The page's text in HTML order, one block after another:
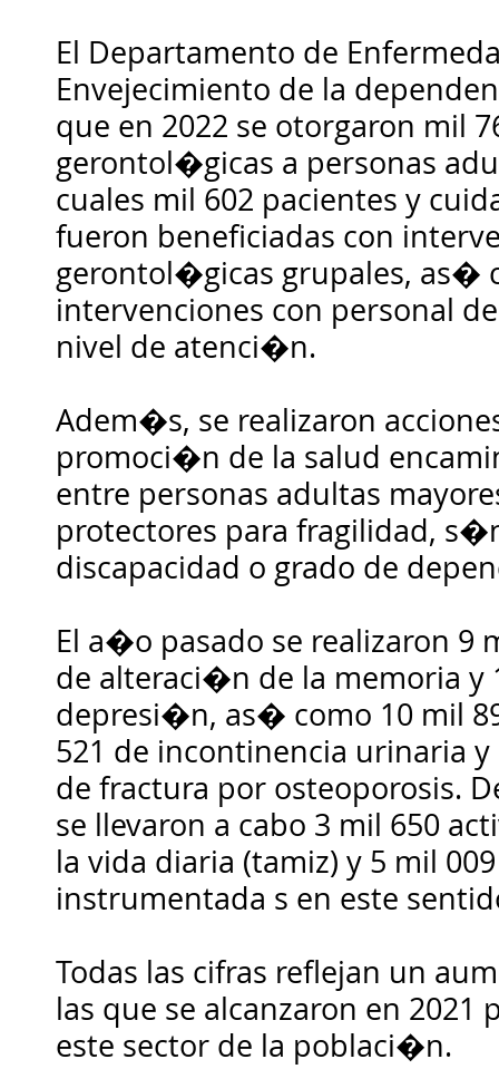
El Departamento de
Envejecimiento de la
que en 2022 se otorgaron mil
gerontol�gicas a personas
cuales mil 602 pacientes y
fueron beneficiadas con
gerontol�gicas grupales, as�
intervenciones con personal
nivel de atenci�n.
Adem�s, se realizaron
promoci�n de la salud
entre personas adultas
protectores para fragilidad,
discapacidad o grado de
El a�o pasado se realizaron 9
de alteraci�n de la memoria y
depresi�n, as� como 10 mil
521 de incontinencia urinaria
de fractura por osteoporosis.
se llevaron a cabo 3 mil 650
la vida diaria (tamiz) y 5 mil
instrumentada s en este
Todas las cifras reflejan un
las que se alcanzaron en
este sector de la poblaci�n.